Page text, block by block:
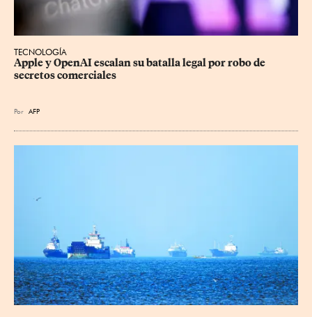
TECNOLOGÍA
Apple y OpenAI escalan su batalla legal por robo de
secretos comerciales
Por AFP